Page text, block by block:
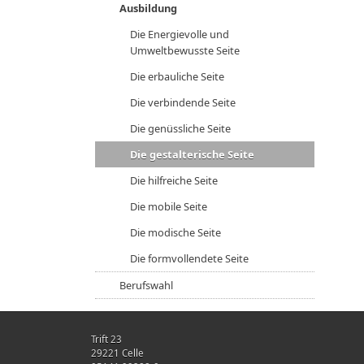
Ausbildung
Die Energievolle und
Umweltbewusste Seite
Die erbauliche Seite
Die verbindende Seite
Die genüssliche Seite
Die gestalterische Seite
Die hilfreiche Seite
Die mobile Seite
Die modische Seite
Die formvollendete Seite
Berufswahl
Trift 23
29221 Celle